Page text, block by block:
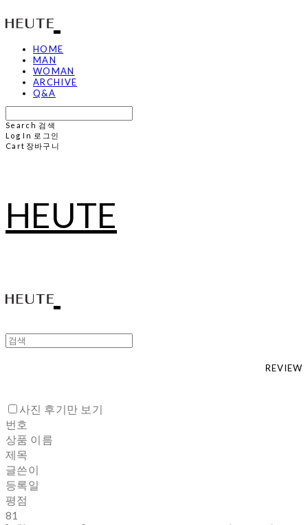
HOME
MAN
WOMAN
ARCHIVE
Q&A
Search 검색
Log In 로그인
Cart 장바구니
HEUTE
REVIEW
사진 후기만 보기
번호
상품 이름
제목
글쓴이
등록일
평점
81